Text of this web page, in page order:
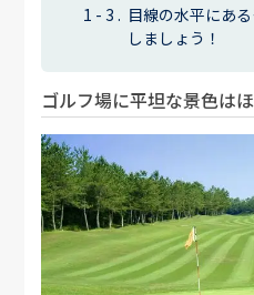
目線の水平にあ
しましょう！
ゴルフ場に平坦な景色は